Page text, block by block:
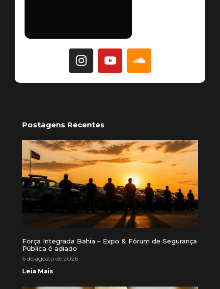
Postagens Recentes
Força Integrada Bahia – Expo & Fórum de Segurança
Pública é adiado
6 de agosto de 2026
Leia Mais